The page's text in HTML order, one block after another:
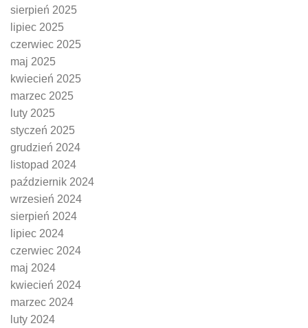
sierpień 2025
lipiec 2025
czerwiec 2025
maj 2025
kwiecień 2025
marzec 2025
luty 2025
styczeń 2025
grudzień 2024
listopad 2024
październik 2024
wrzesień 2024
sierpień 2024
lipiec 2024
czerwiec 2024
maj 2024
kwiecień 2024
marzec 2024
luty 2024